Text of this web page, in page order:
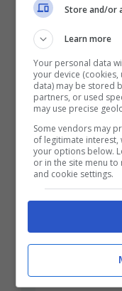
dovremo
di sorta.
Leggi Tutto
Store and/or
Learn more
Your personal data
your device
data) may be stored
partners, or used
may use precise
Some vendors may
of legitimate interest,
your options below.
or in the site menu
and cookie settings.